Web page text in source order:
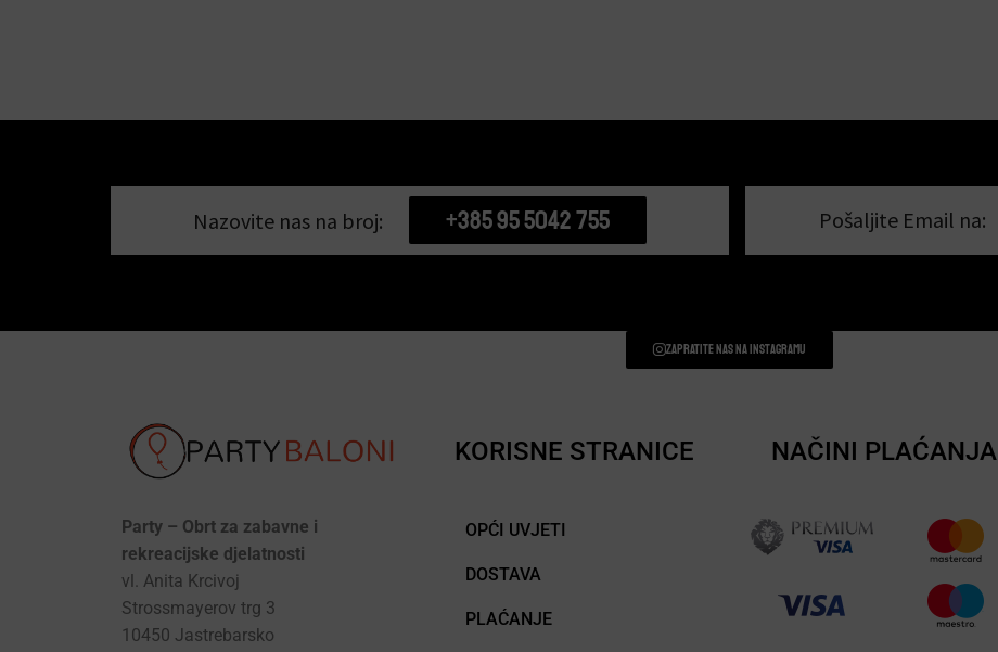
Nazovite nas na broj: +385 95 5042 755 Pošaljite Email na:
Zapratite nas na instagramu
Party – Obrt za zabavne i
rekreacijske djelatnosti
vl. Anita Krcivoj
Strossmayerov trg 3
10450 Jastrebarsko
KORISNE STRANICE
OPĆI UVJETI
DOSTAVA
PLAĆANJE
NAČINI PLAĆANJA